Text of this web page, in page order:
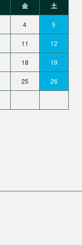
金 土
4 5
11 12
18 19
25 26